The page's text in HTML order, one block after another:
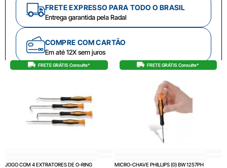
FRETE EXPRESSO PARA TODO O BRASIL
Entrega garantida pela Radal
COMPRE COM CARTÃO
Em até 12X sem juros
FRETE GRÁTIS Consulte*
JOGO COM 4 EXTRATORES DE O-RING
FRETE GRÁTIS Consulte*
MICRO-CHAVE PHILLIPS (0) BW 1257PH